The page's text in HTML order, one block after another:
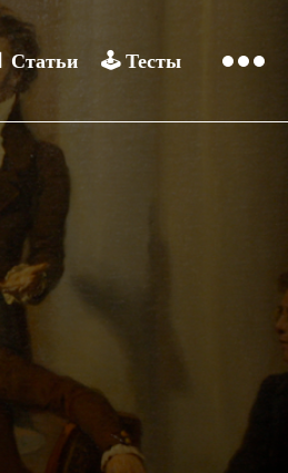
Статьи 🕹️ Тесты